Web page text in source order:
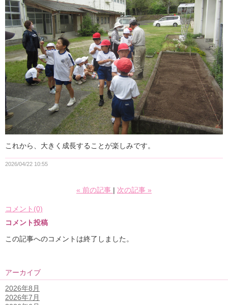
これから、大きく成長することが楽しみです。
2026/04/22 10:55
« 前の記事 次の記事 »
コメント(0)
コメント投稿
この記事へのコメントは終了しました。
アーカイブ
2026年8月
2026年7月